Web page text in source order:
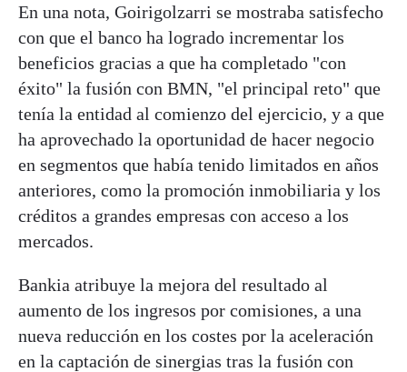
En una nota, Goirigolzarri se mostraba satisfecho
con que el banco ha logrado incrementar los
beneficios gracias a que ha completado "con
éxito" la fusión con BMN, "el principal reto" que
tenía la entidad al comienzo del ejercicio, y a que
ha aprovechado la oportunidad de hacer negocio
en segmentos que había tenido limitados en años
anteriores, como la promoción inmobiliaria y los
créditos a grandes empresas con acceso a los
mercados.
Bankia atribuye la mejora del resultado al
aumento de los ingresos por comisiones, a una
nueva reducción en los costes por la aceleración
en la captación de sinergias tras la fusión con